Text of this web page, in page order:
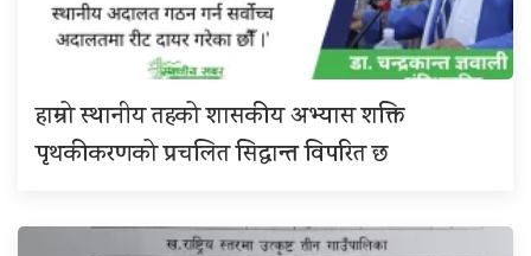
हाम्रो स्थानीय तहको शासकीय अभ्यास शक्ति
पृथकीकरणको प्रचलित सिद्धान्त विपरित छ